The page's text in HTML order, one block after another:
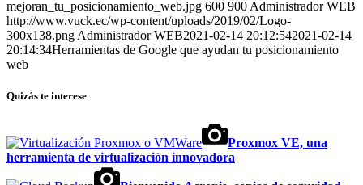
mejoran_tu_posicionamiento_web.jpg 600 900 Administrador WEB
http://www.vuck.ec/wp-content/uploads/2019/02/Logo-
300x138.png Administrador WEB2021-02-14 20:12:542021-02-14
20:14:34Herramientas de Google que ayudan tu posicionamiento
web
Quizás te interese
Proxmox VE, una
herramienta de virtualización innovadora